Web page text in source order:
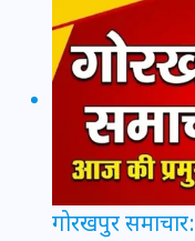
गोरखपुर